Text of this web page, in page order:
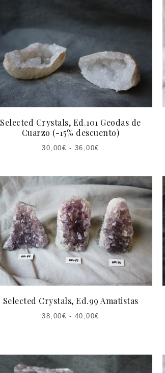
Selected Crystals, Ed.101 Geodas de
Cuarzo (-15% descuento)
30,00€ - 36,00€
Selected Crystals, Ed.99 Amatistas
38,00€ - 40,00€